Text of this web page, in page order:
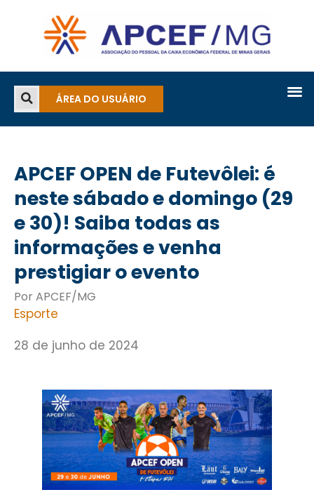
ÁREA DO USUÁRIO
APCEF OPEN de Futevôlei: é
neste sábado e domingo (29
e 30)! Saiba todas as
informações e venha
prestigiar o evento
Por APCEF/MG
Esporte
28 de junho de 2024